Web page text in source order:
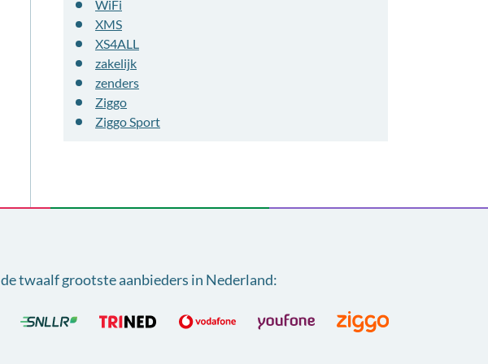
WiFi
XMS
XS4ALL
zakelijk
zenders
Ziggo
Ziggo Sport
de twaalf grootste aanbieders in Nederland: